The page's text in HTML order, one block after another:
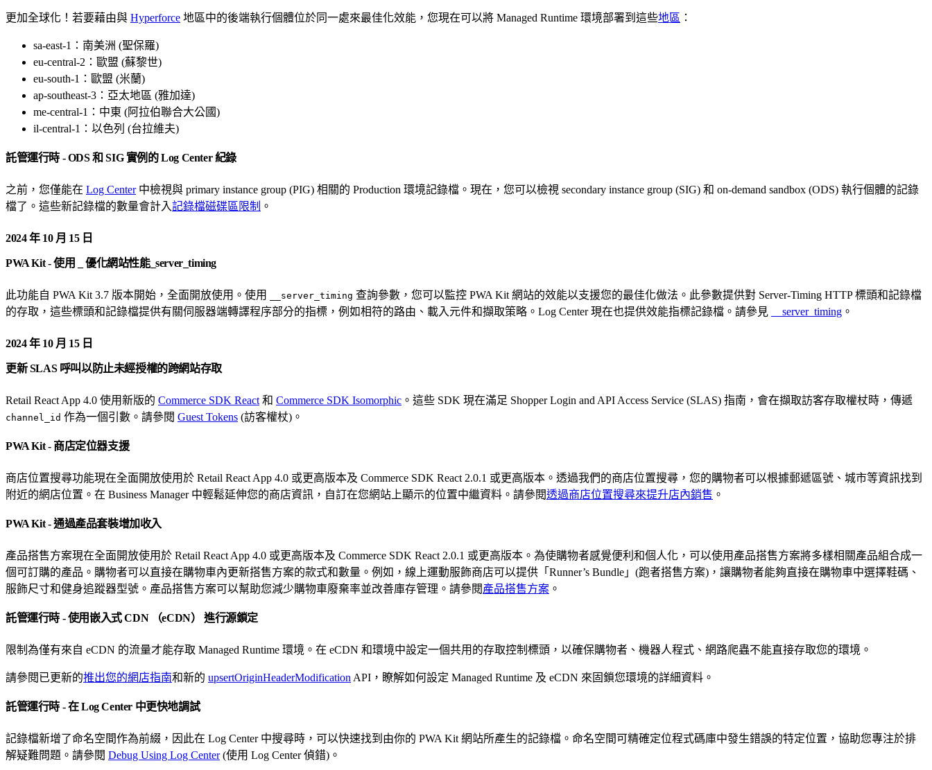
更加全球化！若要藉由與 Hyperforce 地區中的後端執行個體位於同一處來最佳化效能，您現在可以將 Managed Runtime 環境部署到這些地區 ：
sa-east-1：南美洲 (聖保羅)
eu-central-2：歐盟 (蘇黎世)
eu-south-1：歐盟 (米蘭)
ap-southeast-3：亞太地區 (雅加達)
me-central-1：中東 (阿拉伯聯合大公國)
il-central-1：以色列 (台拉維夫)
託管運行時 - ODS 和 SIG 實例的 Log Center 紀錄
之前，您僅能在 Log Center中檢視與 primary instance group (PIG) 相關的 Production 環境記錄檔。現在，您可以檢視 secondary instance group (SIG) 和 on-demand sandbox (ODS) 執行個體的記錄
檔了。這些新記錄檔的數量會計入記錄檔磁碟區限制 。
2024 年 10 月 15 日
PWA Kit - 使用 _ 優化網站性能_server_timing
此功能自 PWA Kit 3.7 版本開始，全面開放使用。使用 __server_timing 查詢參數，您可以監控 PWA Kit 網站的效能以支援您的最佳化做法。此參數提供對 Server-Timing HTTP 標頭和記錄檔
的存取，這些標頭和記錄檔提供有關伺服器端轉譯程序部分的指標，例如相符的路由、載入元件和擷取策略。Log Center 現在也提供效能指標記錄檔。請參見
__server_timing 。
2024 年 10 月 15 日
更新 SLAS 呼叫以防止未經授權的跨網站存取
Retail React App 4.0 使用新版的 Commerce SDK React 和 Commerce SDK Isomorphic 。這些 SDK 現在滿足 Shopper Login and API Access Service (SLAS) 指南，會在擷取訪客存取權杖時，傳遞
channel_id 作為一個引數。請參閱 Guest Tokens (訪客權杖)。
PWA Kit - 商店定位器支援
商店位置搜尋功能現在全面開放使用於 Retail React App 4.0 或更高版本及 Commerce SDK React 2.0.1 或更高版本。透過我們的商店位置搜尋，您的購物者可以根據郵遞區號、城市等資訊找到
附近的網店位置。在 Business Manager 中輕鬆延伸您的商店資訊，自訂在您網站上顯示的位置中繼資料。請參閱透過商店位置搜尋來提升店內銷售 。
PWA Kit - 通過產品套裝增加收入
產品搭售方案現在全面開放使用於 Retail React App 4.0 或更高版本及 Commerce SDK React 2.0.1 或更高版本。為使購物者感覺便利和個人化，可以使用產品搭售方案將多樣相關產品組合成一
個可訂購的產品。購物者可以直接在購物車內更新搭售方案的款式和數量。例如，線上運動服飾商店可以提供「Runner’s Bundle」(跑者搭售方案)，讓購物者能夠直接在購物車中選擇鞋碼、
服飾尺寸和健身追蹤器型號。產品搭售方案可以幫助您減少購物車廢棄率並改善庫存管理。請參閱產品搭售方案 。
託管運行時 - 使用嵌入式 CDN （eCDN） 進行源鎖定
限制為僅有來自 eCDN 的流量才能存取 Managed Runtime 環境。在 eCDN 和環境中設定一個共用的存取控制標頭，以確保購物者、機器人程式、網路爬蟲不能直接存取您的環境。
請參閱已更新的推出您的網店指南和新的 upsertOriginHeaderModification API，瞭解如何設定 Managed Runtime 及 eCDN 來固鎖您環境的詳細資料。
託管運行時 - 在 Log Center 中更快地調試
記錄檔新增了命名空間作為前綴，因此在 Log Center 中搜尋時，可以快速找到由你的 PWA Kit 網站所產生的記錄檔。命名空間可精確定位程式碼庫中發生錯誤的特定位置，協助您專注於排
解疑難問題。請參閱 Debug Using Log Center(使用 Log Center 偵錯)。